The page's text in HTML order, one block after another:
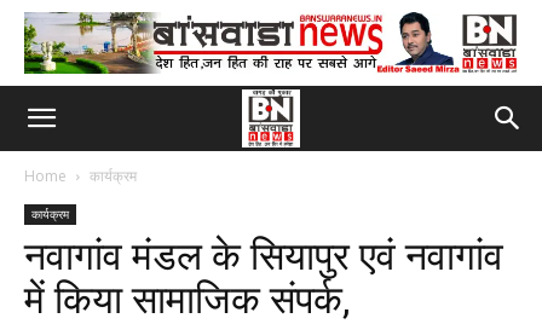
Home कार्यक्रम
कार्यक्रम
नवागांव मंडल के सियापुर एवं नवागांव
में किया सामाजिक संपर्क,